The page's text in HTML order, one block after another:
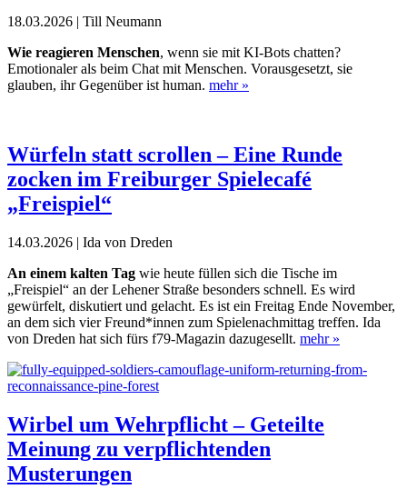
18.03.2026 | Till Neumann
Wie reagieren Menschen, wenn sie mit KI-Bots chatten?
Emotionaler als beim Chat mit Menschen. Vorausgesetzt, sie
glauben, ihr Gegenüber ist human. mehr »
Würfeln statt scrollen – Eine Runde
zocken im Freiburger Spielecafé
„Freispiel“
14.03.2026 | Ida von Dreden
An einem kalten Tag wie heute füllen sich die Tische im
„Freispiel“ an der Lehener Straße besonders schnell. Es wird
gewürfelt, diskutiert und gelacht. Es ist ein Freitag Ende November,
an dem sich vier Freund*innen zum Spielenachmittag treffen. Ida
von Dreden hat sich fürs f79-Magazin dazugesellt. mehr »
Wirbel um Wehrpflicht – Geteilte
Meinung zu verpflichtenden
Musterungen